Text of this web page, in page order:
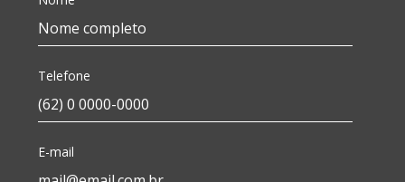
Telefone
E-mail